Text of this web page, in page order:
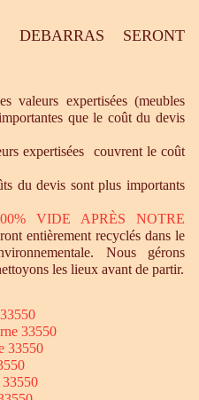
SERONT
valeurs expertisées (meubles
que le coût du devis
expertisées couvrent le coût
du devis sont plus importants
VIDE APRÈS NOTRE
entièrement recyclés dans le
Nous gérons
les lieux avant de partir.
33550
33550